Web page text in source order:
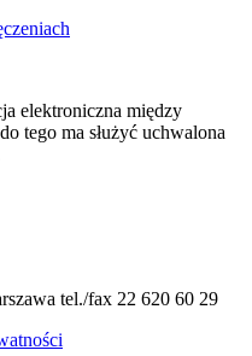
elektroniczna między
tego ma służyć uchwalona
tel./fax 22 620 60 29